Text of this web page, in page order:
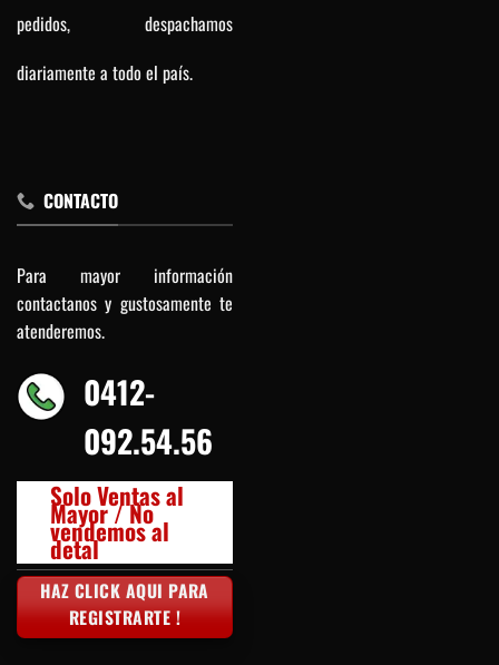
pedidos, despachamos
diariamente a todo el país.
CONTACTO
Para mayor información
contactanos y gustosamente te
atenderemos.
0412-
092.54.56
Solo Ventas al
Mayor / No
vendemos al
detal
HAZ CLICK AQUI PARA
REGISTRARTE !